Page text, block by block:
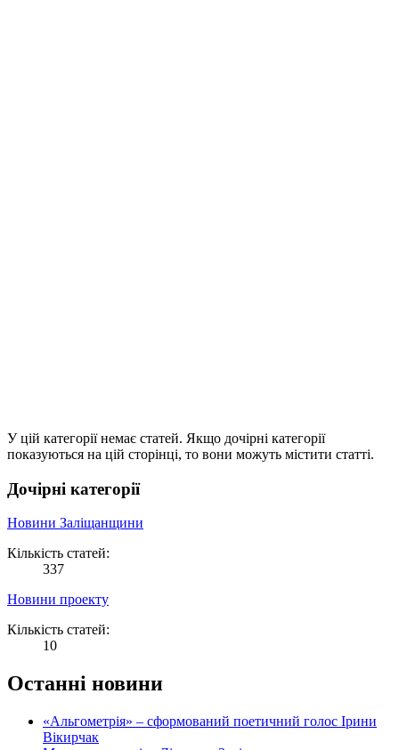
У цій категорії немає статей. Якщо дочірні категорії
показуються на цій сторінці, то вони можуть містити статті.
Дочірні категорії
Новини Заліщанщини
Кількість статей:
337
Новини проекту
Кількість статей:
10
Останні новини
«Альгометрія» – сформований поетичний голос Ірини
Вікирчак